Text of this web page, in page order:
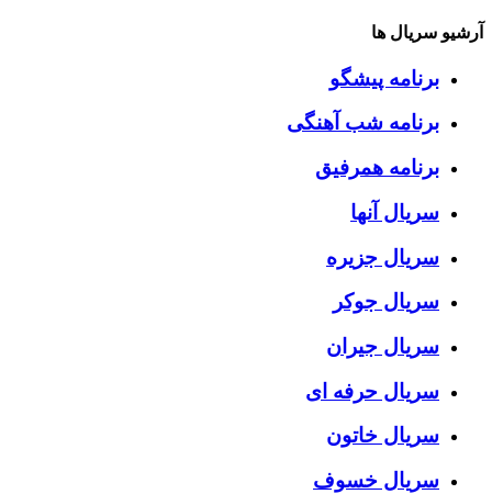
آرشیو سریال ها
برنامه پیشگو
برنامه شب آهنگی
برنامه همرفیق
سریال آنها
سریال جزیره
سریال جوکر
سریال جیران
سریال حرفه ای
سریال خاتون
سریال خسوف